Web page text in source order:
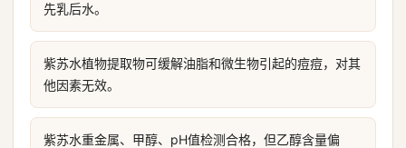
先乳后水。
紫苏水植物提取物可缓解油脂和微生物引起的痘痘，对其
他因素无效。
紫苏水重金属、甲醇、pH值检测合格，但乙醇含量偏